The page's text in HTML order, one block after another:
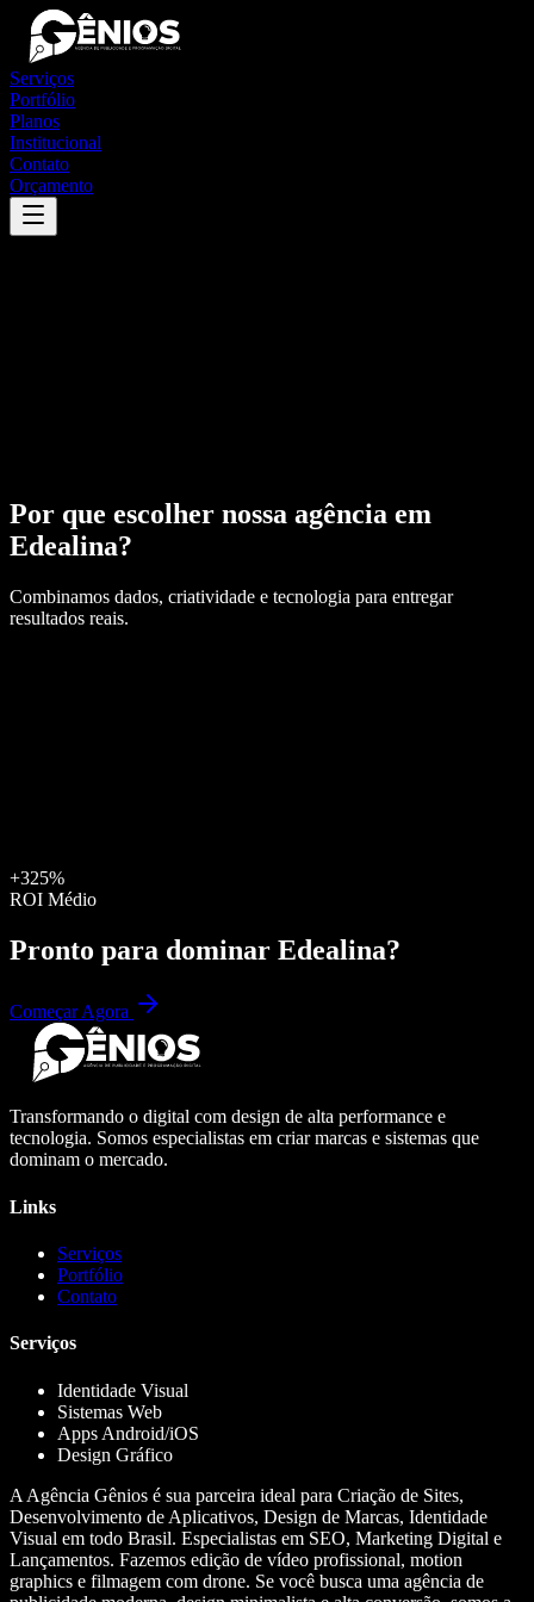
Serviços
Portfólio
Planos
Institucional
Contato
Orçamento
Por que escolher nossa agência em
Edealina?
Combinamos dados, criatividade e tecnologia para entregar
resultados reais.
+325%
ROI Médio
Pronto para dominar Edealina?
Começar Agora
Transformando o digital com design de alta performance e
tecnologia. Somos especialistas em criar marcas e sistemas que
dominam o mercado.
Links
Serviços
Portfólio
Contato
Serviços
Identidade Visual
Sistemas Web
Apps Android/iOS
Design Gráfico
A Agência Gênios é sua parceira ideal para Criação de Sites,
Desenvolvimento de Aplicativos, Design de Marcas, Identidade
Visual em todo Brasil. Especialistas em SEO, Marketing Digital e
Lançamentos. Fazemos edição de vídeo profissional, motion
graphics e filmagem com drone. Se você busca uma agência de